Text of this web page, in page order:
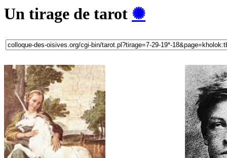
Un tirage de tarot ✺